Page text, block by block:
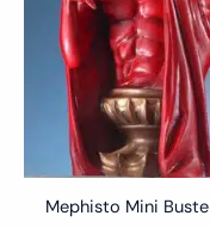
Mephisto Mini Buste